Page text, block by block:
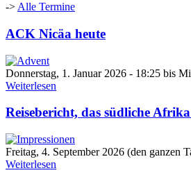
-> Alle Termine
ACK Nicäa heute
Donnerstag, 1. Januar 2026 - 18:25 bis
Weiterlesen
Reisebericht, das südliche
Freitag, 4. September 2026 (den ganzen
Weiterlesen